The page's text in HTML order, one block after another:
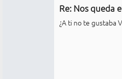
Re: Nos queda
¿A ti no te gustaba